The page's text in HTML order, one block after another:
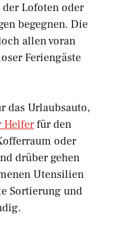
Lofoten oder
begegnen. Die
allen voran
Feriengäste
das Urlaubsauto,
Helferfür den
oder
drüber gehen
Utensilien
Sortierung und